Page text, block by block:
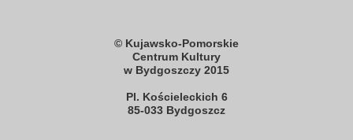
© Kujawsko-Pomorskie
Centrum Kultury
w Bydgoszczy 2015
Pl. Kościeleckich 6
85-033 Bydgoszcz